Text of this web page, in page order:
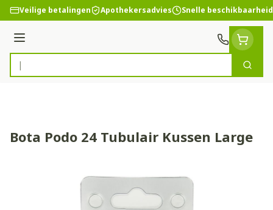
Ga naar de inhoud
Veilige betalingen Apothekersadvies Snelle beschikbaarheid
Menu
Product, merk, categorie...
Zoek
Bota Podo 24 Tubulair Kussen Large